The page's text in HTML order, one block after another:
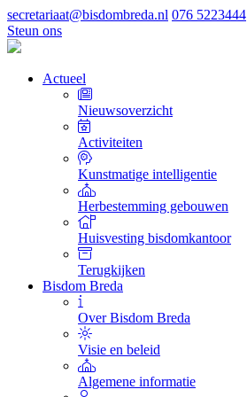
secretariaat@bisdombreda.nl 076 5223444
Steun ons
Actueel
Nieuwsoverzicht
Activiteiten
Kunstmatige intelligentie
Herbestemming gebouwen
Huisvesting bisdomkantoor
Terugkijken
Bisdom Breda
Over Bisdom Breda
Visie en beleid
Algemene informatie